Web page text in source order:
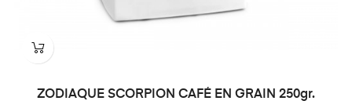
ZODIAQUE SCORPION CAFÉ EN GRAIN 250gr.